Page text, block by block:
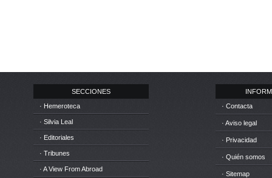
SECCIONES
· Hemeroteca
· Silvia Leal
· Editoriales
· Tribunes
· A View From Abroad
· Contacta
· Aviso legal
· Privacidad
· Quién somos
· Sitemap